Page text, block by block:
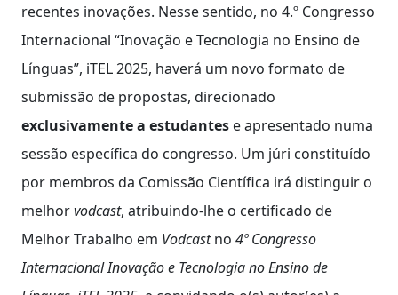
recentes inovações. Nesse sentido, no 4.º Congresso
Internacional “Inovação e Tecnologia no Ensino de
Línguas”, iTEL 2025, haverá um novo formato de
submissão de propostas, direcionado
exclusivamente a estudantes e apresentado numa
sessão específica do congresso. Um júri constituído
por membros da Comissão Científica irá distinguir o
melhorvodcast, atribuindo-lhe o certificado de
Melhor Trabalho em Vodcastno 4º Congresso
Internacional Inovação e Tecnologia no Ensino de